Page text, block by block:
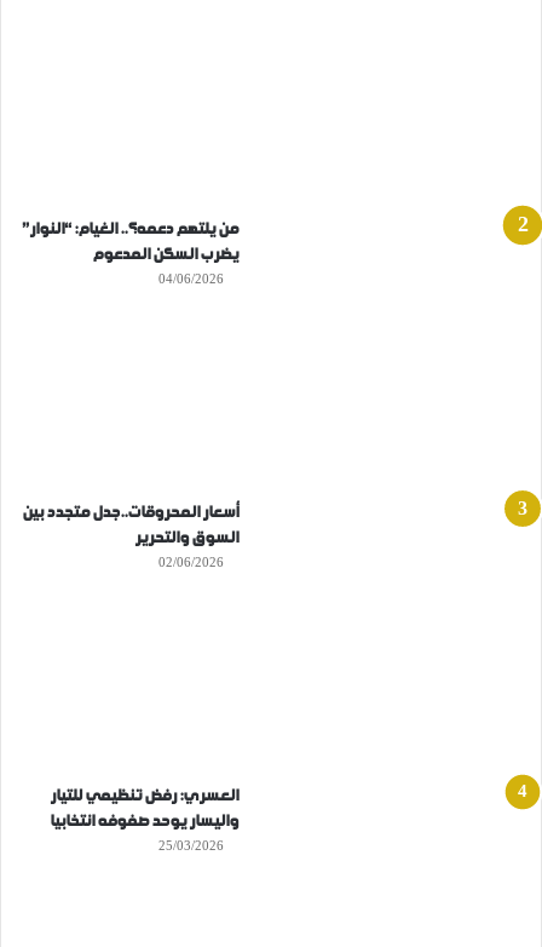
من يلتهم دعمه؟.. الغيام: “النوار”
يضرب السكن المدعوم
04/06/2026
أسعار المحروقات..جدل متجدد بين
السوق والتحرير
02/06/2026
العسري: رفض تنظيمي للتيار
واليسار يوحد صفوفه انتخابيا
25/03/2026